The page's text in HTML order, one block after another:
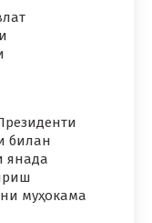
билан
янада
муҳокама